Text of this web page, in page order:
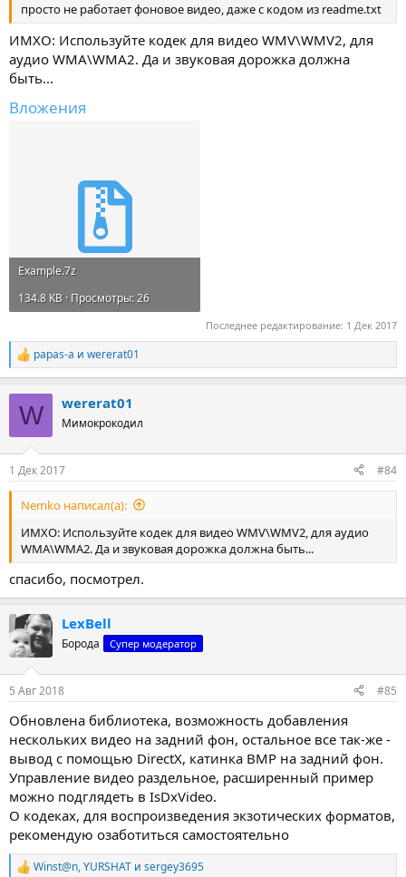
просто не работает фоновое видео, даже с кодом из readme.txt
ИМХО: Используйте кодек для видео WMV\WMV2, для
аудио WMA\WMA2. Да и звуковая дорожка должна
быть...
Вложения
Example.7z
134.8 KB · Просмотры: 26
Последнее редактирование: 1 Дек 2017
Р
е
к
ц
papas-a и wererat01
W wererat01
Мимокрокодил
1 Дек 2017 #84
Nemko написал(а):
ИМХО: Используйте кодек для видео WMV\WMV2, для аудио
WMA\WMA2. Да и звуковая дорожка должна быть...
спасибо, посмотрел.
LexBell
Борода Супер модератор
5 Авг 2018 #85
Обновлена библиотека, возможность добавления
нескольких видео на задний фон, остальное все так-же -
вывод с помощью DirectX, катинка BMP на задний фон.
Управление видео раздельное, расширенный пример
можно подглядеть в IsDxVideo.
О кодеках, для воспроизведения экзотических форматов,
рекомендую озаботиться самостоятельно
Р Winst@n,YURSHAT и sergey3695